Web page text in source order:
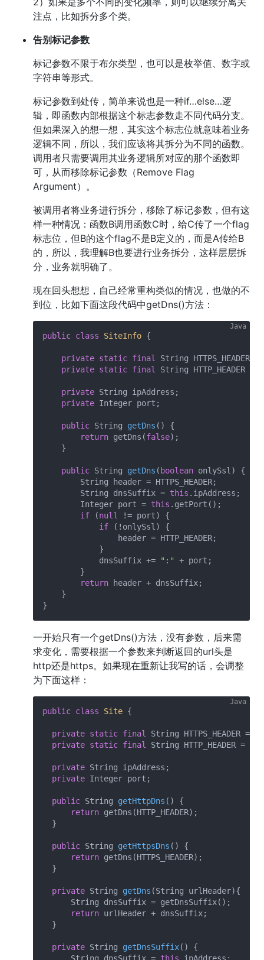
注点，比如拆分多个类。
告别标记参数
标记参数不限于布尔类型，也可以是枚举值、数字或
字符串等形式。
标记参数到处传，简单来说也是一种if…else…逻
辑，即函数内部根据这个标志参数走不同代码分支。
但如果深入的想一想，其实这个标志位就意味着业务
逻辑不同，所以，我们应该将其拆分为不同的函数。
调用者只需要调用其业务逻辑所对应的那个函数即
可，从而移除标记参数（Remove Flag
Argument）。
被调用者将业务进行拆分，移除了标记参数，但有这
样一种情况：函数B调用函数C时，给C传了一个flag
标志位，但B的这个flag不是B定义的，而是A传给B
的，所以，我理解B也要进行业务拆分，这样层层拆
分，业务就明确了。
现在回头想想，自己经常重构类似的情况，也做的不
到位，比如下面这段代码中getDns()方法：
public class SiteInfo {
private static final
String HTTPS_HEADER =
private static final String HTTP_HEADER =
private String ipAddress;
private Integer port;
public String getDns ()
{
return getDns(false);
    }
public String getDns (boolean onlySsl)
{
        String header = HTTPS_HEADER;
        String dnsSuffix =
this .ipAddress;
        Integer port =
this .getPort();
if (null
!= port) {
if (!onlySsl) {
                header = HTTP_HEADER;
            }
            dnsSuffix +=
":"
+ port;
        }
return header + dnsSuffix;
    }
一开始只有一个getDns()方法，没有参数，后来需
求变化，需要根据一个参数来判断返回的url头是
http还是https。如果现在重新让我写的话，会调整
为下面这样：
public class Site {
private static final String HTTPS_HEADER =
private static final String HTTP_HEADER =
private String ipAddress;
private Integer port;
public String getHttpDns ()
{
return getDns(HTTP_HEADER);
  }
public String getHttpsDns ()
{
return getDns(HTTPS_HEADER);
  }
private String getDns (String urlHeader){
      String dnsSuffix = getDnsSuffix();
return urlHeader + dnsSuffix;
  }
private String getDnsSuffix()
{
      String dnsSuffix =
this .ipAddress;